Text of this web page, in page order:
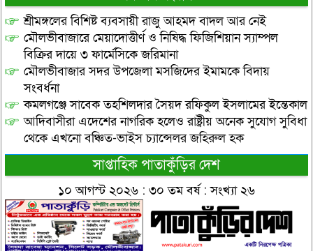
শ্রীমঙ্গলের বিশিষ্ট ব্যবসায়ী রাজু আহমদ বাদল আর নেই
মৌলভীবাজারে মেয়াদোত্তীর্ণ ও নিষিদ্ধ ফিজিশিয়ান স্যাম্পল
বিক্রির দায়ে ৩ ফার্মেসিকে জরিমানা
মৌলভীবাজার সদর উপজেলা মসজিদের ইমামকে বিদায়
সংবর্ধনা
কমলগঞ্জে সাবেক তহশিলদার সৈয়দ রফিকুল ইসলামের ইন্তেকাল
আদিবাসীরা এদেশের নাগরিক হলেও রাষ্ট্রীয় অনেক সুযোগ সুবিধা
থেকে এখনো বঞ্চিত-ভাইস চ্যান্সেলর জহিরুল হক
সাপ্তাহিক পাতাকুঁড়ির দেশ
১০ আগস্ট ২০২৬ : ৩০ তম বর্ষ : সংখ্যা ২৬